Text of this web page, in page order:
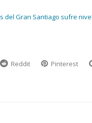
del Gran Santiago sufre
Reddit Pinterest